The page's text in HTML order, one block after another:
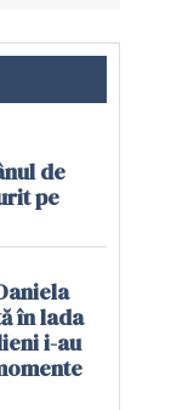
de
pe
în lada
i-au